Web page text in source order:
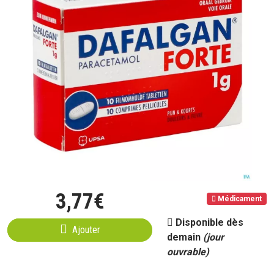
3,77€
Ajouter
Médicament
Disponible dès
demain (jour
ouvrable)